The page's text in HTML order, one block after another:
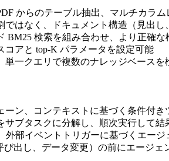
からのテーブル抽出、マルチカラ
ではなく、ドキュメント構造（見出
BM25 検索を組み合わせ、より正確な
コアと top-K パラメータを設定可能
単一クエリで複数のナレッジベースを
ーン、コンテキストに基づく条件付き
サブタスクに分解し、順次実行して結
外部イベントトリガーに基づくエージ
出し、データ変更）の前にエージ